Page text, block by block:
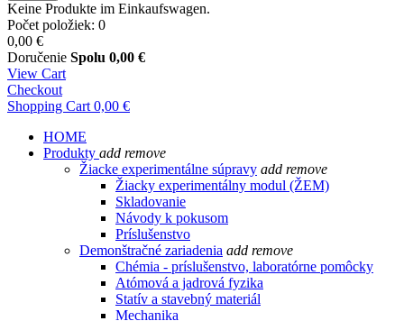
Keine Produkte im Einkaufswagen.
Počet položiek: 0
0,00 €
Doručenie Spolu 0,00 €
View Cart
Checkout
Shopping Cart 0,00 €
HOME
Produkty add remove
Žiacke experimentálne súpravy add remove
Žiacky experimentálny modul (ŽEM)
Skladovanie
Návody k pokusom
Príslušenstvo
Demonštračné zariadenia add remove
Chémia - príslušenstvo, laboratórne pomôcky
Atómová a jadrová fyzika
Statív a stavebný materiál
Mechanika